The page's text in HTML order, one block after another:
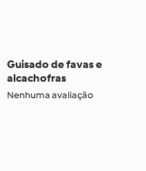
Guisado de favas e
alcachofras
Nenhuma avaliação